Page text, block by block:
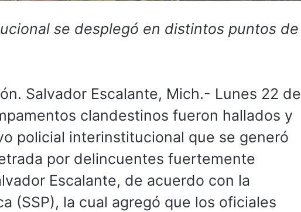
se desplegó en distintos puntos de
Salvador Escalante, Mich.- Lunes 22 de
clandestinos fueron hallados y
policial interinstitucional que se generó
por delincuentes fuertemente
Escalante, de acuerdo con la
(SSP), la cual agregó que los oficiales